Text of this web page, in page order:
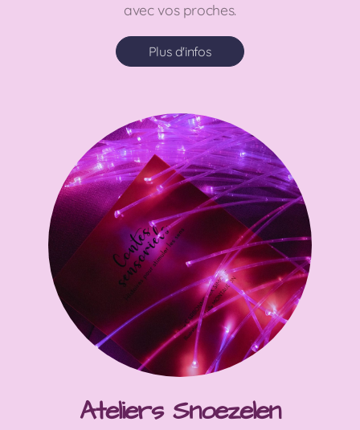
avec vos proches.
Plus d'infos
Ateliers Snoezelen